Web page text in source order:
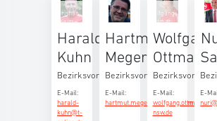
©
Christian
Keim
Harald
Kuhn
Bezirksvorsitzender
E-Mail:
harald-
kuhn@t-
Hartmut
Megerle
Bezirksvorsitzender
E-Mail:
hartmut.megerle@gmail.com
Wolfgang
Ottmar
Wolfgang
Ottmar
E-Mail:
nsw.de
E-